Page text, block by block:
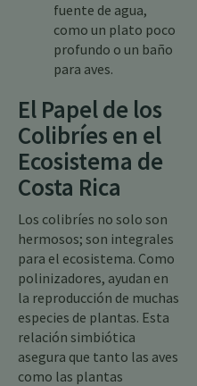
fuente de agua,
como un plato poco
profundo o un baño
para aves.
El Papel de los
Colibríes en el
Ecosistema de
Costa Rica
Los colibríes no solo son
hermosos; son integrales
para el ecosistema. Como
polinizadores, ayudan en
la reproducción de muchas
especies de plantas. Esta
relación simbiótica
asegura que tanto las aves
como las plantas